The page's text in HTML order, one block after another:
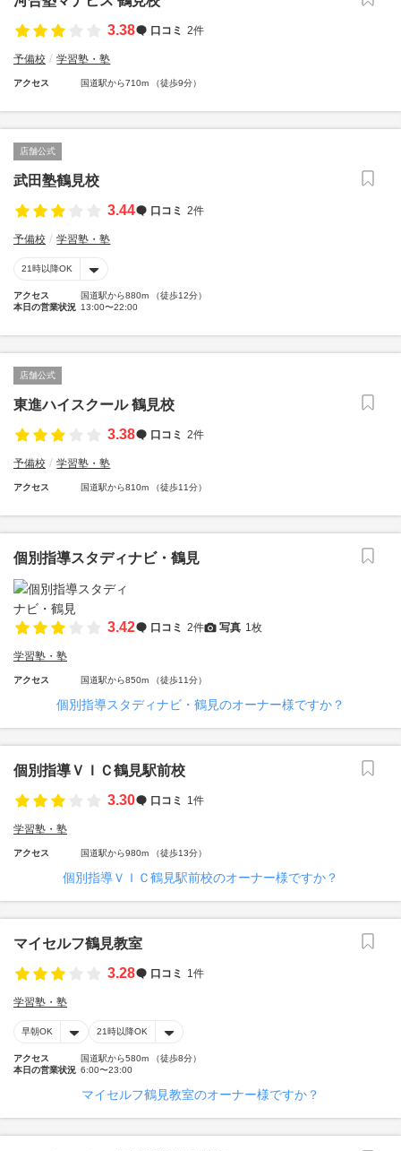
3.38
口コミ 2件
予備校 学習塾・塾
アクセス 国道駅から710m （徒歩9分）
店舗公式
武田塾鶴見校
3.44
口コミ 2件
予備校 学習塾・塾
21時以降OK
アクセス
国道駅から880m （徒歩12分）
本日の営業状況 13:00〜22:00
店舗公式
東進ハイスクール 鶴見校
3.38
口コミ 2件
予備校 学習塾・塾
アクセス 国道駅から810m （徒歩11分）
個別指導スタディナビ・鶴見
3.42 口コミ 2件 写真 1枚
学習塾・塾
アクセス 国道駅から850m （徒歩11分）
個別指導スタディナビ・鶴見のオーナー様ですか？
個別指導ＶＩＣ鶴見駅前校
3.30
口コミ 1件
学習塾・塾
アクセス 国道駅から980m （徒歩13分）
個別指導ＶＩＣ鶴見駅前校のオーナー様ですか？
マイセルフ鶴見教室
3.28
口コミ 1件
学習塾・塾
早朝OK 21時以降OK
アクセス
国道駅から580m （徒歩8分）
本日の営業状況 6:00〜23:00
マイセルフ鶴見教室のオーナー様ですか？